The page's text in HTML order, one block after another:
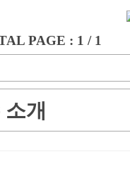
PAGE : 1 / 1
개